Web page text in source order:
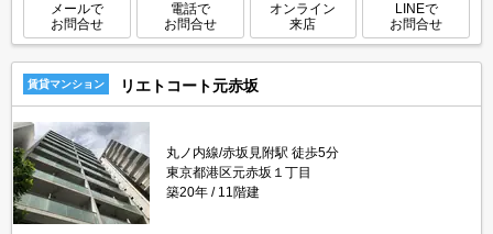
メールで
お問合せ
電話で
お問合せ
オンライン
来店
LINEで
お問合せ
賃貸マンション リエトコート元赤坂
丸ノ内線/赤坂見附駅 徒歩5分
東京都港区元赤坂１丁目
築20年
11階建